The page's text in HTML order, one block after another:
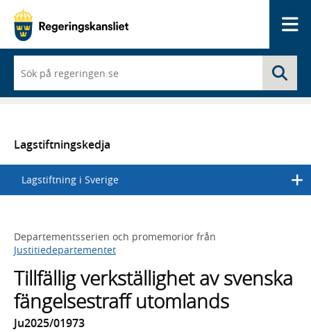
du
börjar
skriva
en
lista
med
sökförslag
Lagstiftningskedja
Lagstiftning i Sverige
Departementsserien och promemorior från
Justitiedepartementet
Tillfällig verkställighet av svenska
fängelsestraff utomlands
Ju2025/01973